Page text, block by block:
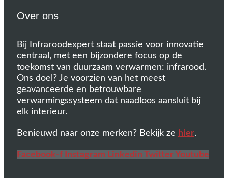
Over ons
Bij Infraroodexpert staat passie voor innovatie
centraal, met een bijzondere focus op de
toekomst van duurzaam verwarmen: infrarood.
Ons doel? Je voorzien van het meest
geavanceerde en betrouwbare
verwarmingssysteem dat naadloos aansluit bij
elk interieur.
Benieuwd naar onze merken? Bekijk ze hier.
Facebook-f Instagram Linkedin Twitter Youtube